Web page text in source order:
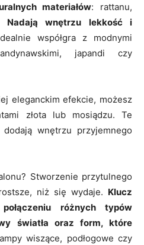
materiałów: rattanu,
Nadają wnętrzu lekkość i
współgra z modnymi
japandi czy
eleganckim efekcie, możesz
złota lub mosiądzu. Te
wnętrzu przyjemnego
Stworzenie przytulnego
niż się wydaje. Klucz
różnych typów
światła oraz form, które
wiszące, podłogowe czy